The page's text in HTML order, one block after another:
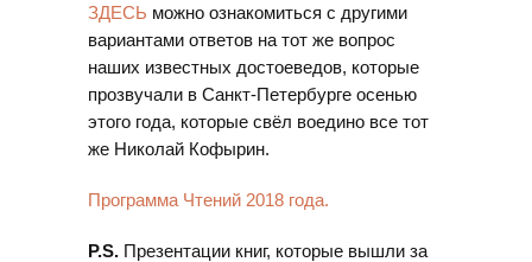
ЗДЕСЬ можно ознакомиться с другими
вариантами ответов на тот же вопрос
наших известных достоеведов, которые
прозвучали в Санкт-Петербурге осенью
этого года, которые свёл воедино все тот
же Николай Кофырин.
Программа Чтений 2018 года.
P.S. Презентации книг, которые вышли за